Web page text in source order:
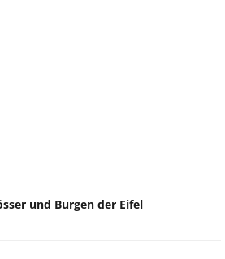
und Burgen der Eifel